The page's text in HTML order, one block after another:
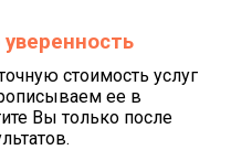
стоимость услуг
ее в
Вы только после